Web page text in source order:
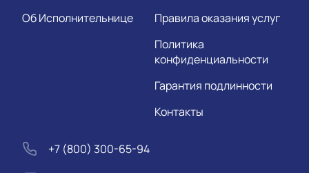
Об Исполнительнице
Правила оказания услуг
Политика
конфиденциальности
Гарантия подлинности
Контакты
+7 (800) 300-65-94